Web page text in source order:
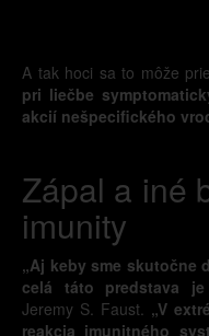
A tak hoci sa to môže
pri liečbe
akcií nešpecifického
Zápal a iné
imunity
„Aj keby sme skutočne
celá táto predstava
Jeremy S. Faust. „V
reakcia imunitného